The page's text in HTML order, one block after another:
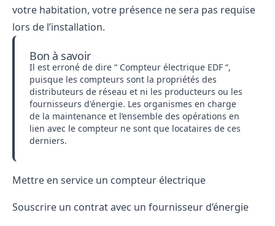
votre habitation, votre présence ne sera pas requise
lors de l’installation.
Bon à savoir
Il est erroné de dire “ Compteur électrique EDF “,
puisque les compteurs sont la propriétés des
distributeurs de réseau et ni les producteurs ou les
fournisseurs d'énergie. Les organismes en charge
de la maintenance et l’ensemble des opérations en
lien avec le compteur ne sont que locataires de ces
derniers.
Mettre en service un compteur électrique
Souscrire un contrat avec un fournisseur d’énergie